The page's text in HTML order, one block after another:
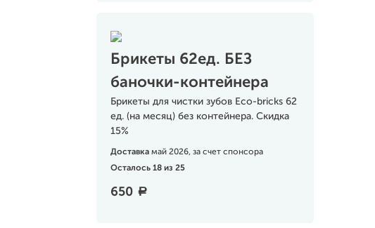
Брикеты 62ед. БЕЗ
баночки-контейнера
Брикеты для чистки зубов Eco-bricks 62
ед. (на месяц) без контейнера. Скидка
15%
Доставка май 2026, за счет спонсора
Осталось 18 из 25
650 a